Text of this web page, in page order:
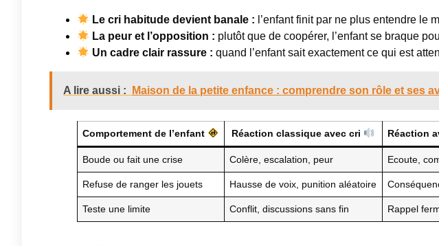
Le cri habitude devient banale : l’enfant finit par ne plus entendre le
La peur et l’opposition : plutôt que de coopérer, l’enfant se braque
Un cadre clair rassure : quand l’enfant sait exactement ce qui est
A lire aussi : Maison de la petite enfance : comprendre son rôle et ses
Comportement de l’enfant Réaction classique avec cri Réaction
Boude ou fait une crise Colère, escalation, peur Ecoute,
Refuse de ranger les jouets Hausse de voix, punition aléatoire
Teste une limite Conflit, discussions sans fin Rappel